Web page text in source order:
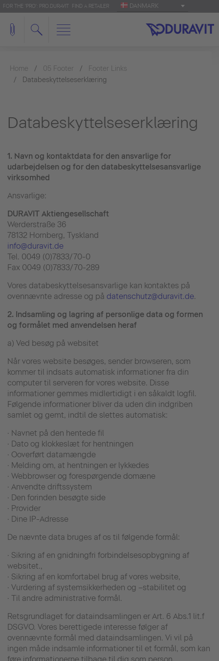
FOR THE 'PRO': PRO.DURAVIT FIND A RETAILER DANMARK
Home 05 Footer
Footer Links
Databeskyttelseserklæring
Databeskyttelseserklæring
1. Navn og kontaktdata for den ansvarlige for
udarbejdelsen og for den databeskyttelsesansvarlige
virksomhed
Ansvarlige:
DURAVIT Aktiengesellschaft
Werderstraße 36
78132 Hornberg, Tyskland
info@duravit.de
Tel. 0049 (0)7833/70-0
Fax 0049 (0)7833/70-289
Vores databeskyttelsesansvarlige kan kontaktes på
ovennævnte adresse og på datenschutz@duravit.de.
2. Indsamling og lagring af personlige data og formen
og formålet med anvendelsen heraf
a) Ved besøg på websitet
Når vores website besøges, sender browseren, som
kommer til indsats automatisk informationer fra din
computer til serveren for vores website. Disse
informationer gemmes midlertidigt i en såkaldt logfil.
Følgende informationer bliver da uden din indgriben
samlet og gemt, indtil de slettes automatisk:
· Navnet på den hentede fil
· Dato og klokkeslæt for hentningen
· Ooverført datamængde
· Melding om, at hentningen er lykkedes
· Webbrowser og forespørgende domæne
· Anvendte driftssystem
· Den forinden besøgte side
· Provider
· Dine IP-Adresse
De nævnte data bruges af os til følgende formål:
· Sikring af en gnidningfri forbindelsesopbygning af
websitet.,
· Sikring af en komfortabel brug af vores website,
· Vurdering af systemsikkerheden og –stabilitet og
· Til andre administrative formål.
Retsgrundlaget for dataindsamlingen er Art. 6 Abs.1 lit.f
DSGVO. Vores berettigede interesse følger af
ovennævnte formål med dataindsamlingen. Vi vil på
ingen måde indsamle informationer til et formål, som kan
føre informationerne tilbage til dig som person.